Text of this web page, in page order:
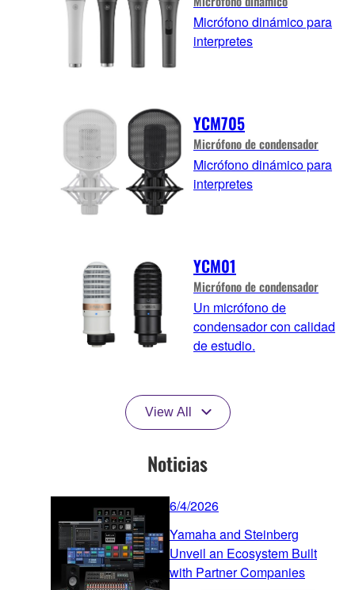
Micrófono dinámico para
interpretes
YCM705
Micrófono de condensador
Micrófono dinámico para
interpretes
YCM01
Micrófono de condensador
Un micrófono de
condensador con calidad
de estudio.
View All
Noticias
6/4/2026
Yamaha and Steinberg
Unveil an Ecosystem Built
with Partner Companies